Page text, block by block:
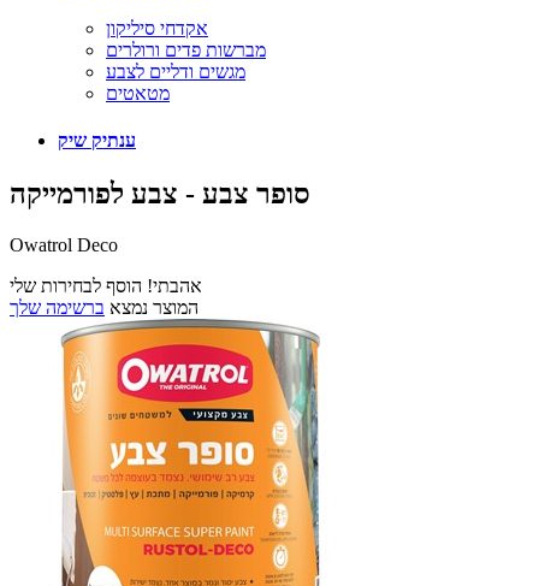
אקדחי סיליקון
מברשות פדים ורולרים
מגשים ודליים לצבע
מטאטים
ענתיק שיק
סופר צבע - צבע לפורמייקה
Owatrol Deco
אהבתי! הוסף לבחירות שלי
המוצר נמצא ברשימה שלך